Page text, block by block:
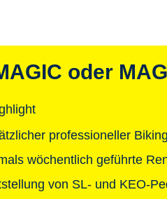
oder
professioneller
wöchentlich geführte
von SL- und KEO-